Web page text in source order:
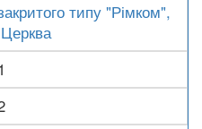
типу "Рімком",